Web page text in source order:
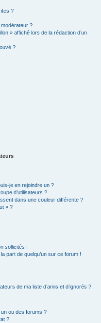
?
?
» affiché lors de la rédaction d’un
?
je en rejoindre un ?
d’utilisateurs ?
dans une couleur différente ?
» ?
sollicités !
part de quelqu’un sur ce forum !
de ma liste d’amis et d’ignorés ?
ou des forums ?
?